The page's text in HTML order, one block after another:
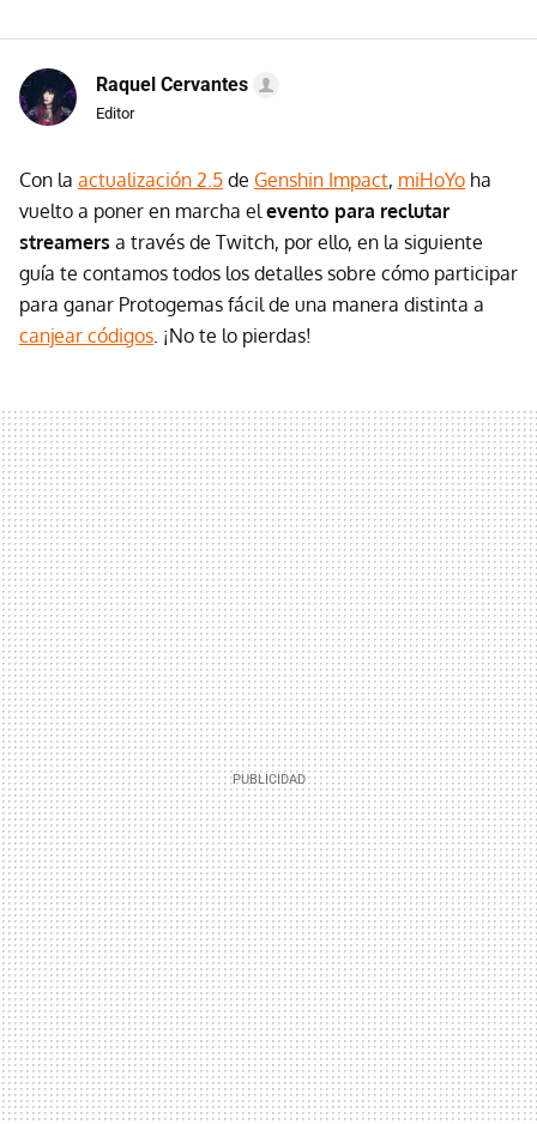
Raquel Cervantes
Editor
Con la actualización 2.5 de Genshin Impact, miHoYo ha
vuelto a poner en marcha el evento para reclutar
streamers a través de Twitch, por ello, en la siguiente
guía te contamos todos los detalles sobre cómo participar
para ganar Protogemas fácil de una manera distinta a
canjear códigos . ¡No te lo pierdas!